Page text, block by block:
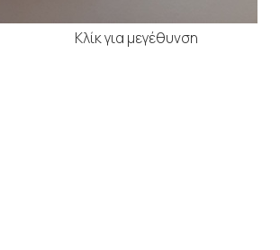
Κλίκ για μεγέθυνση